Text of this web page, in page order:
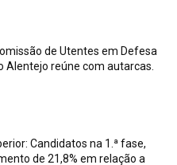
de Utentes em Defesa
Alentejo reúne com autarcas.
Candidatos na 1.ª fase,
de 21,8% em relação a